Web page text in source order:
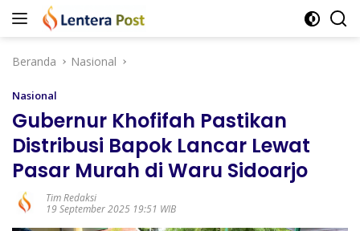
Langsung
Beranda
Nasional
Nasional
Gubernur Khofifah Pastikan
Distribusi Bapok Lancar Lewat
Pasar Murah di Waru Sidoarjo
Tim Redaksi
19 September 2025 19:51 WIB